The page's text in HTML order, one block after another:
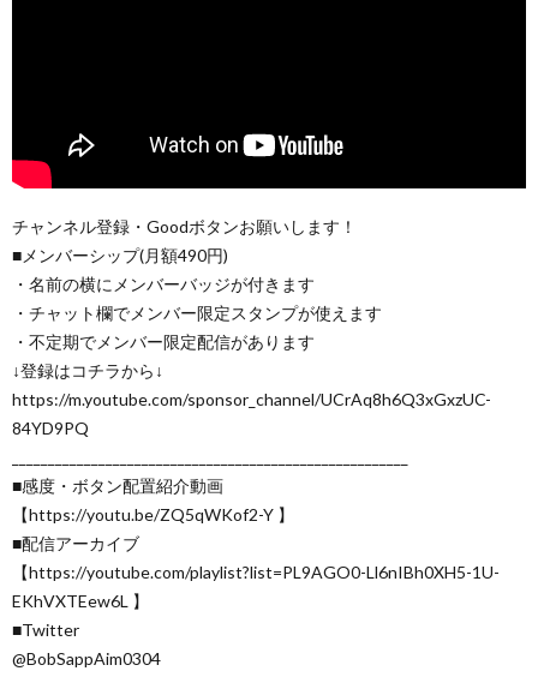
チャンネル登録・Goodボタンお願いします！
■メンバーシップ(月額490円)
・名前の横にメンバーバッジが付きます
・チャット欄でメンバー限定スタンプが使えます
・不定期でメンバー限定配信があります
↓登録はコチラから↓
https://m.youtube.com/sponsor_channel/UCrAq8h6Q3xGxzUC-
84YD9PQ
■感度・ボタン配置紹介動画
【https://youtu.be/ZQ5qWKof2-Y 】
■配信アーカイブ
【https://youtube.com/playlist?list=PL9AGO0-Ll6nIBh0XH5-1U-
EKhVXTEew6L 】
■Twitter
@BobSappAim0304